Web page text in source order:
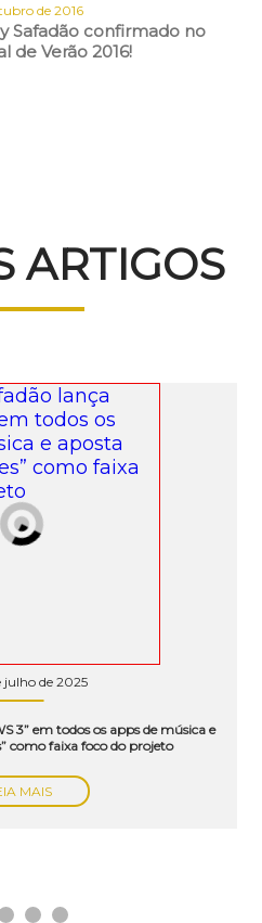
de 2016
Safadão confirmado no
de Verão 2016!
ARTIGOS
julho de 2025
3” em todos os apps de música e
como faixa foco do projeto
MAIS